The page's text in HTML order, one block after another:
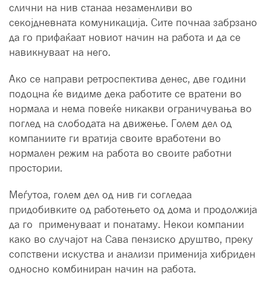
слични на нив станаа незаменливи во
секојдневната комуникација. Сите почнаа забрзано
да го прифаќаат новиот начин на работа и да се
навикнуваат на него.
Ако се направи ретроспектива денес, две години
подоцна ќе видиме дека работите се вратени во
нормала и нема повеќе никакви ограничувања во
поглед на слободата на движење. Голем дел од
компаниите ги вратија своите вработени во
нормален режим на работа во своите работни
простории.
Меѓутоа, голем дел од нив ги согледаа
придобивките од работењето од дома и продолжија
да го применуваат и понатаму. Некои компании
како во случајот на Сава пензиско друштво, преку
сопствени искуства и анализи применија хибриден
односно комбиниран начин на работа.